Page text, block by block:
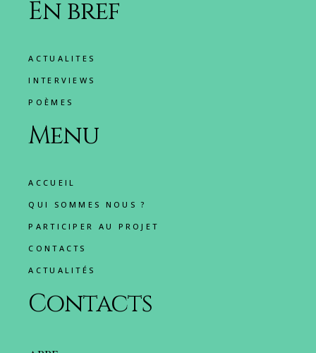
En bref
ACTUALITES
INTERVIEWS
POÈMES
Menu
ACCUEIL
QUI SOMMES NOUS ?
PARTICIPER AU PROJET
CONTACTS
ACTUALITÉS
Contacts